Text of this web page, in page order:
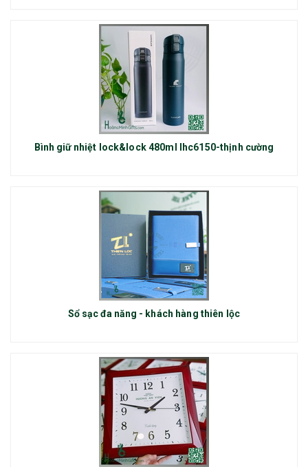
Bình giữ nhiệt lock&lock 480ml lhc6150-thịnh cường
Sổ sạc đa năng - khách hàng thiên lộc